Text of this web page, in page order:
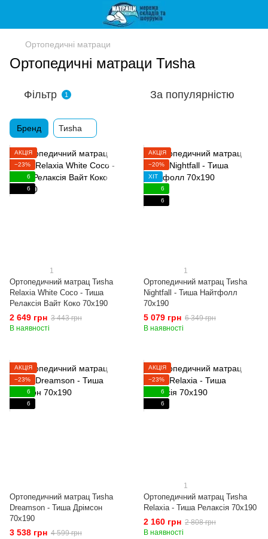
Ортопедичні матраци
Ортопедичні матраци Тиshа
Фільтр 1 За популярністю
Бренд Тиshа
АКЦІЯ
−23%
6
6
1
Ортопедичний матрац Тиshа
Relaxia White Coco - Тиша
Релаксія Вайт Коко 70x190
2 649 грн 3 443 грн
В наявності
АКЦІЯ
−20%
ХІТ
6
6
1
Ортопедичний матрац Тиshа
Nightfall - Тиша Найтфолл
70x190
5 079 грн 6 349 грн
В наявності
АКЦІЯ
−23%
6
6
Ортопедичний матрац Тиshа
Dreamson - Тиша Дрімсон
70x190
3 538 грн 4 599 грн
АКЦІЯ
−23%
6
6
1
Ортопедичний матрац Тиshа
Relaxia - Тиша Релаксія 70x190
2 160 грн 2 808 грн
В наявності